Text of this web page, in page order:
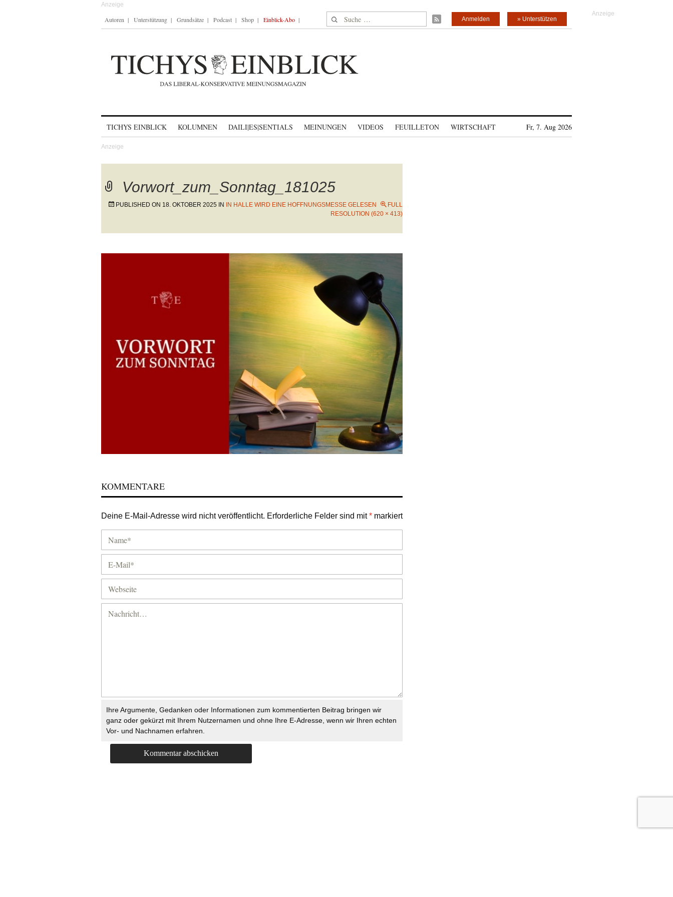
Autoren Unterstützung Grundsätze Podcast Shop Einblick-Abo Suche nach: » Unterstützen
Anmelden
TICHYS EINBLICK KOLUMNEN DAILI|ES|SENTIALS MEINUNGEN VIDEOS FEUILLETON WIRTSCHAFT Fr, 7. Aug 2026
Vorwort_zum_Sonntag_181025
PUBLISHED ON 18. OKTOBER 2025 IN IN HALLE WIRD EINE HOFFNUNGSMESSE GELESEN
FULL
RESOLUTION (620 × 413)
KOMMENTARE
Deine E-Mail-Adresse wird nicht veröffentlicht. Erforderliche Felder sind mit* markiert
Ihre Argumente, Gedanken oder Informationen zum kommentierten Beitrag bringen wir
ganz oder gekürzt mit Ihrem Nutzernamen und ohne Ihre E-Adresse, wenn wir Ihren echten
Vor- und Nachnamen erfahren.